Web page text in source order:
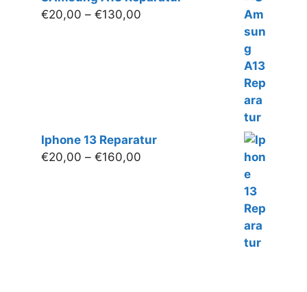
€20,00 – €130,00
Iphone 13 Reparatur
€20,00 – €160,00